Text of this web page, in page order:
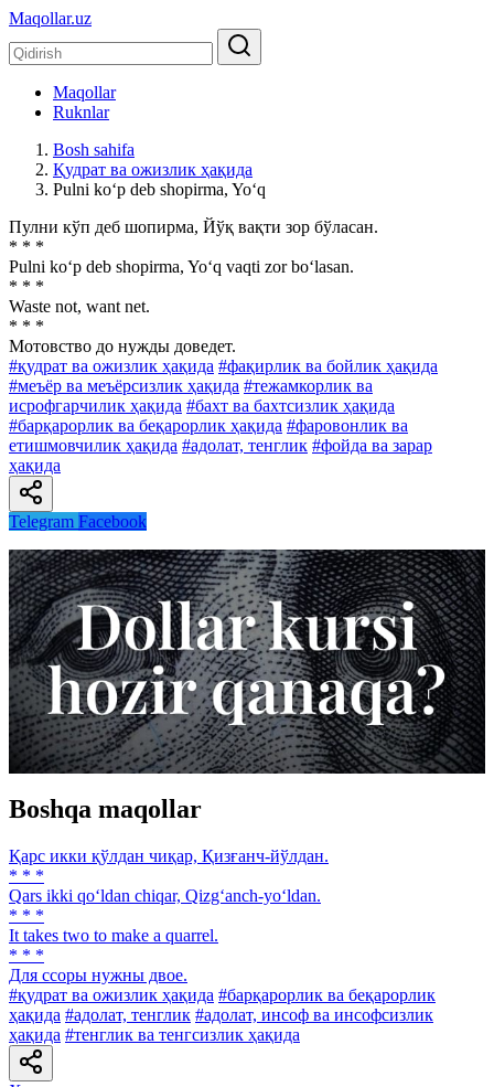
Maqollar.uz
Maqollar
Ruknlar
Bosh sahifa
Қудрат ва ожизлик ҳақида
Pulni ko‘p deb shopirma, Yo‘q
Пулни кўп деб шопирма, Йўқ вақти зор бўласан.
* * *
Pulni ko‘p deb shopirma, Yo‘q vaqti zor bo‘lasan.
* * *
Waste not, want net.
* * *
Мотовство до нужды доведет.
#қудрат ва ожизлик ҳақида #фақирлик ва бойлик ҳақида
#меъёр ва меъёрсизлик ҳақида #тежамкорлик ва
исрофгарчилик ҳақида #бахт ва бахтсизлик ҳақида
#барқарорлик ва беқарорлик ҳақида #фаровонлик ва
етишмовчилик ҳақида #адолат, тенглик #фойда ва зарар
ҳақида
Telegram Facebook
Boshqa maqollar
Қарс икки қўлдан чиқар, Қизғанч-йўлдан.
* * *
Qars ikki qo‘ldan chiqar, Qizg‘anch-yo‘ldan.
* * *
It takes two to make a quarrel.
* * *
Для ссоры нужны двое.
#қудрат ва ожизлик ҳақида #барқарорлик ва беқарорлик
ҳақида #адолат, тенглик #адолат, инсоф ва инсофсизлик
ҳақида #тенглик ва тенгсизлик ҳақида